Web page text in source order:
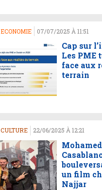
ECONOMIE 07/07/2025 À 11:51
Cap sur
Les PME
face aux
terrain
CULTURE 22/06/2025 À 12:21
un film
Najjar